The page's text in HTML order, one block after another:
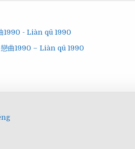
曲1990 – Liàn qū 1990